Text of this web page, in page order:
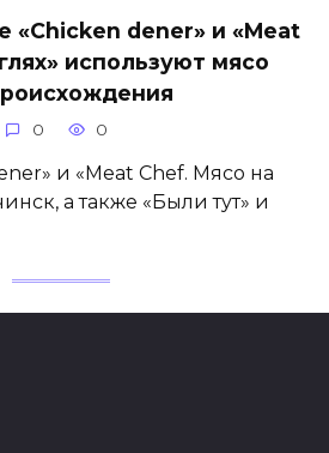
«Chicken dener» и «Meat
используют мясо
0 0
и «Meat Chef. Мясо на
а также «Были тут» и